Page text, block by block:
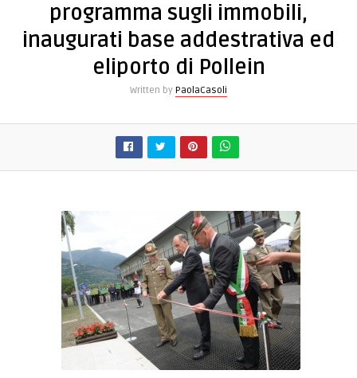
programma sugli immobili,
inaugurati base addestrativa ed
eliporto di Pollein
Written by PaolaCasoli